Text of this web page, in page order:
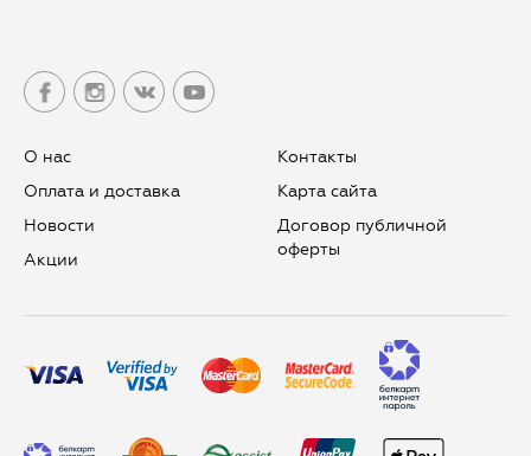
О нас
Оплата и доставка
Новости
Aкции
Контакты
Карта сайта
Договор публичной
оферты